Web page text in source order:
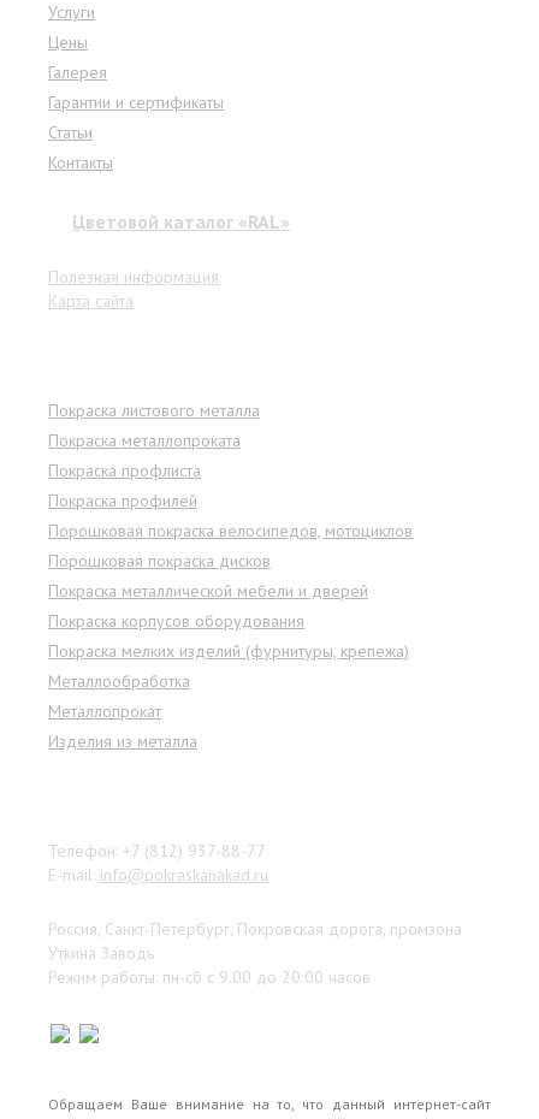
Услуги
Цены
Галерея
Гарантии и сертификаты
Статьи
Контакты
Цветовой каталог «RAL»
Полезная информация
Карта сайта
Покраска листового металла
Покраска металлопроката
Покраска профлиста
Покраска профилей
Порошковая покраска велосипедов, мотоциклов
Порошковая покраска дисков
Покраска металлической мебели и дверей
Покраска корпусов оборудования
Покраска мелких изделий (фурнитуры, крепежа)
Металлообработка
Металлопрокат
Изделия из металла
Телефон: +7 (812) 937-88-77
E-mail: info@pokraskanakad.ru
Россия, Санкт-Петербург, Покровская дорога, промзона
Уткина Заводь
Режим работы: пн-сб с 9.00 до 20.00 часов
Обращаем Ваше внимание на то, что данный интернет-сайт